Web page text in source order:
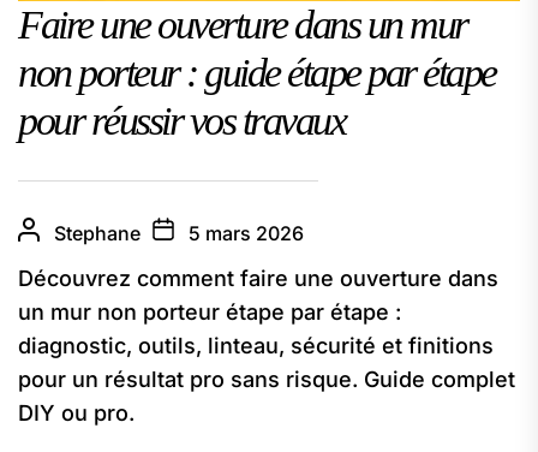
Faire une ouverture dans un mur
non porteur : guide étape par étape
pour réussir vos travaux
Stephane 5 mars 2026
Découvrez comment faire une ouverture dans
un mur non porteur étape par étape :
diagnostic, outils, linteau, sécurité et finitions
pour un résultat pro sans risque. Guide complet
DIY ou pro.